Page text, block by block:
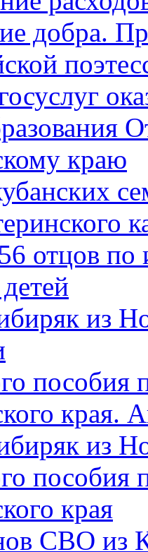
добра.
краю
отцов по
из
пособия
края.
из
пособия
края
СВО из